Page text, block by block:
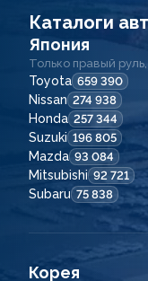
Каталоги
Япония
Только правый
Toyota 659 390
Nissan 274 938
Honda 257 344
Suzuki 196 805
Mazda 93 084
Mitsubishi 92 721
Subaru 75 838
Корея